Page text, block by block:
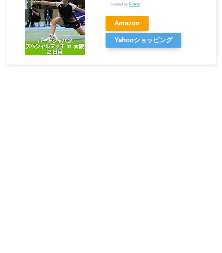
created by Rinker
Amazon
Yahooショッピング